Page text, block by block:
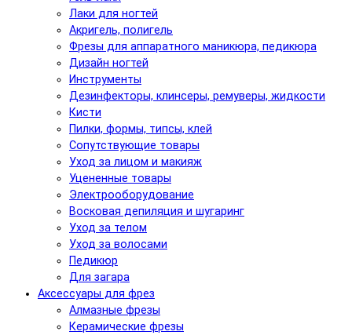
Лаки для ногтей
Акригель, полигель
Фрезы для аппаратного маникюра, педикюра
Дизайн ногтей
Инструменты
Дезинфекторы, клинсеры, ремуверы, жидкости
Кисти
Пилки, формы, типсы, клей
Сопутствующие товары
Уход за лицом и макияж
Уцененные товары
Электрооборудование
Восковая депиляция и шугаринг
Уход за телом
Уход за волосами
Педикюр
Для загара
Аксессуары для фрез
Алмазные фрезы
Керамические фрезы